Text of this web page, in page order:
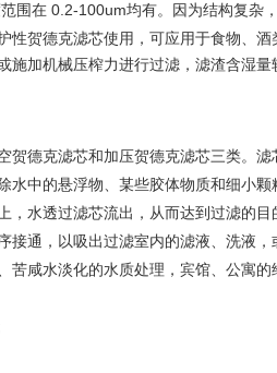
围在 0.2-100um均有。因为结构复杂
性贺德克滤芯使用，可应用于食物、酒
施加机械压榨力进行过滤，滤渣含湿量
贺德克滤芯和加压贺德克滤芯三类。滤
中的悬浮物、某些胶体物质和细小颗
，水透过滤芯流出，从而达到过滤的目
接通，以吸出过滤室内的滤液、洗液，
苦咸水淡化的水质处理，宾馆、公寓的